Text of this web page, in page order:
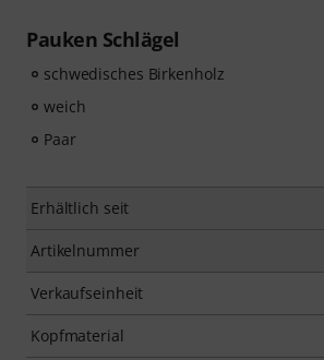
Pauken Schlägel
schwedisches Birkenholz
weich
Paar
Erhältlich seit
Artikelnummer
Verkaufseinheit
Kopfmaterial